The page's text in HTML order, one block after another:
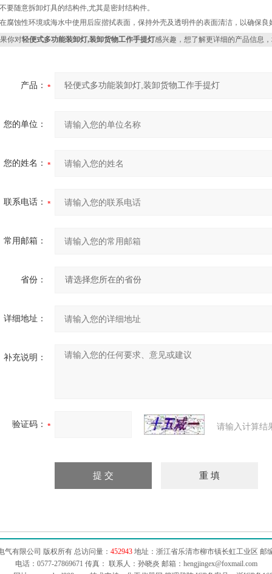
要随意拆卸灯具的结构件,尤其是密封结构件。
腐蚀性环境或海水中使用后应揩拭表面，保持外壳及透明件的表面清洁，以确保良
你对轻便式多功能装卸灯,装卸货物工作手提灯感兴趣，想了解更详细的产品信息
产品：
您的单位：
您的姓名：
联系电话：
常用邮箱：
省份：
详细地址：
补充说明：
验证码： 请输入计算结
气有限公司 版权所有 总访问量： 452943 地址：浙江省乐清市柳市镇长虹工业区 邮
电话：0577-27869671 传真： 联系人：孙晓炎 邮箱： hengjingex@foxmail.com